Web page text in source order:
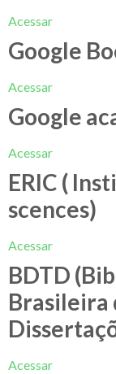
Acessar
Google
Acessar
Google
Acessar
ERIC (
scences)
Acessar
BDTD
Brasileira
Acessar